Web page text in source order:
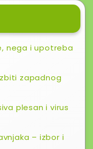
nega i upotreba
zapadnog
plesan i virus
– izbor i